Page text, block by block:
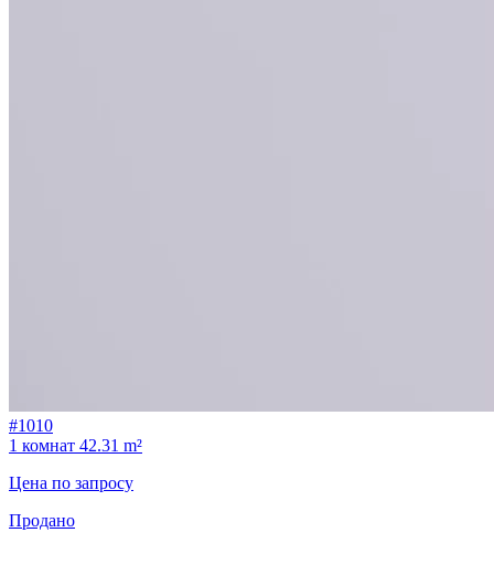
#1010
1 комнат 42.31 m²
Цена по запросу
Продано